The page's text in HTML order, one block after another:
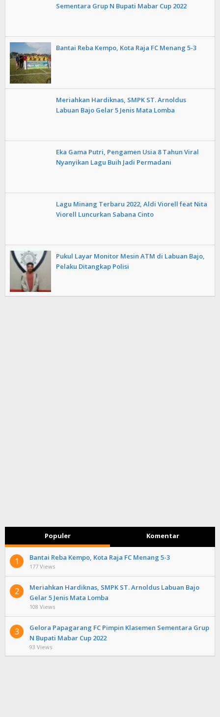
Sementara Grup N Bupati Mabar Cup 2022
Bantai Reba Kempo, Kota Raja FC Menang 5-3
Meriahkan Hardiknas, SMPK ST. Arnoldus
Labuan Bajo Gelar 5 Jenis Mata Lomba
Eka Gama Putri, Pengamen Usia 8 Tahun Viral
Nyanyikan Lagu Buih Jadi Permadani
Lagu Minang Terbaru 2022, Aldi Viorell feat Nita
Viorell Luncurkan Sabana Cinto
Pukul Layar Monitor Mesin ATM di Labuan Bajo,
Pelaku Ditangkap Polisi
Populer Komentar
1 Bantai Reba Kempo, Kota Raja FC Menang 5-3
177 Views
2
Meriahkan Hardiknas, SMPK ST. Arnoldus Labuan Bajo
Gelar 5 Jenis Mata Lomba
108 Views
3
Gelora Papagarang FC Pimpin Klasemen Sementara Grup
N Bupati Mabar Cup 2022
93 Views